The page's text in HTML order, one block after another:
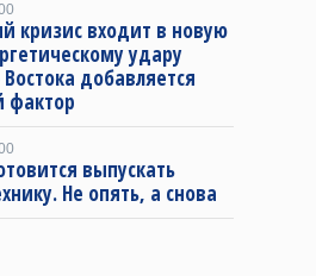
кризис входит в новую
удару
добавляется
фактор
выпускать
Не опять, а снова